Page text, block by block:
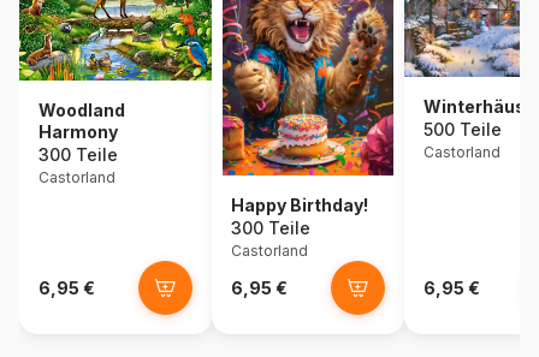
Woodland
Harmony
300 Teile
Castorland
6,95 €
Happy Birthday!
300 Teile
Castorland
6,95 €
500 Teile
Castorland
6,95 €